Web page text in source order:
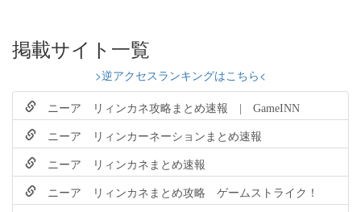
掲載サイト一覧
>逆アクセスランキングはこちら<
ニーア リィンカネ攻略まとめ速報 | GameINN
ニーア リィンカーネーションまとめ速報
ニーア リィンカネまとめ速報
ニーア リィンカネまとめ攻略 ゲームストライク！